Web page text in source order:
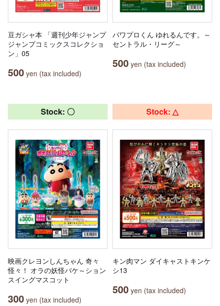
豆ガシャ本 「週刊少年ジャンプ
ジャンプコミックスコレクショ
ン」05
500 yen (tax included)
パワプロくん ゆれるんです。～
セントラル・リーグ～
500 yen (tax included)
Stock: 〇
映画クレヨンしんちゃん 奇々
怪々！ オラの妖怪バケ～ション
スイングマスコット
300 yen (tax included)
Stock: △
キン肉マン ダイキャストキンケ
シ13
500 yen (tax included)